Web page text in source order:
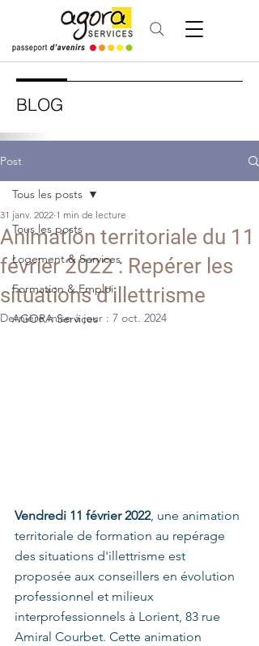
BLOG
Post
Tous les posts
Logement & Services
Formation & Emploi
AGORA Services
Tous les posts
Animation territoriale du 11
février 2022 : Repérer les
situations d'illettrisme
31 janv. 2022 1 min de lecture
Dernière mise à jour : 7 oct. 2024
Vendredi 11 février 2022, une animation
territoriale de formation au repérage
des situations d'illettrisme est
proposée aux conseillers en évolution
professionnel et milieux
interprofessionnels à Lorient, 83 rue
Amiral Courbet. Cette animation